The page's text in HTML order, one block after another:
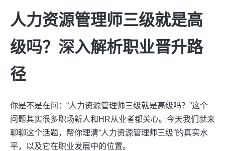
人力资源管理师三级就是高
级吗？深入解析职业晋升路
径
你是不是在问：“人力资源管理师三级就是高级吗？”这个
问题其实很多职场新人和HR从业者都关心。今天我们就来
聊聊这个话题，帮你理清“人力资源管理师三级”的真实水
平，以及它在职业发展中的位置。